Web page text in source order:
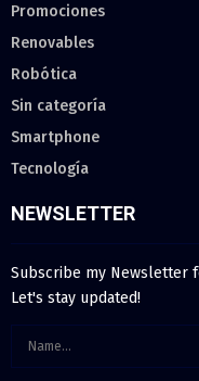
Promociones
Renovables
Robótica
Sin categoría
Smartphone
Tecnología
NEWSLETTER
Subscribe my Newsletter
Let's stay updated!